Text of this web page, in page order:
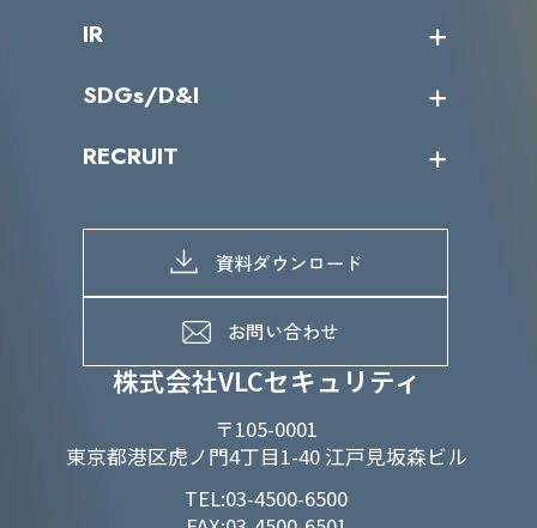
株式会社VLCセキュリティ
〒105-0001
東京都港区虎ノ門4丁目1-40 江戸見坂森ビル
TEL:03-4500-6500
パートナー企業一覧
カテゴリー別サービス一覧
IR
IRカレンダー
IRライブラリー
よくあるご質問
SDGs/D&I
当グループのマテリアリティ
SDGs推進体制
D&Iの取り組み
RECRUIT
募集職種一覧
メッセージ
メンバーインタビュー
資料ダウンロード
お問い合わせ